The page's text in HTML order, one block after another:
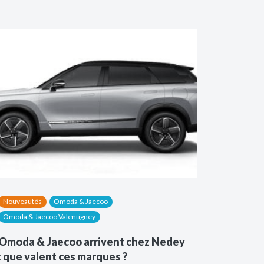
Nouveautés
Omoda & Jaecoo
Omoda & Jaecoo Valentigney
& Jaecoo arrivent chez Nedey
que valent ces marques ?